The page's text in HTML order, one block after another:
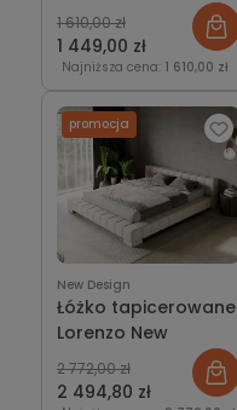
1 449,00 zł
1 610,00 zł
Najniższa cena: 1 610,00 zł
New Design
Łóżko tapicerowane
Lorenzo New
2 494,80 zł
2 772,00 zł
promocja